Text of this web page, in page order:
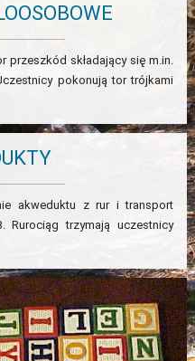
składający się m.in.
pokonują tor trójkami
akweduktu z rur i transport
trzymają uczestnicy